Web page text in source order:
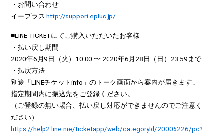
・お問い合わせ
イープラスhttp://support.eplus.jp/
■LINE TICKETにてご購入いただいたお客様
・払い戻し期間
2020年6月9日（火）10:00 〜 2020年6月28日（日）23:59まで
・払戻方法
別途「LINEチケットinfo」のトーク画面から案内が届きます。
指定期間内に振込先をご登録ください。
（ご登録の無い場合、払い戻し対応ができませんのでご注意く
ださい）
https://help2.line.me/ticketapp/web/categoryId/20005226/pc?